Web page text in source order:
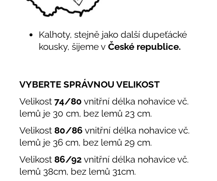
Kalhoty, stejně jako další dupeťácké
kousky, šijeme v České republice.
VYBERTE SPRÁVNOU VELIKOST
Velikost 74/80 vnitřní délka nohavice vč.
lemů je 30 cm, bez lemů 23 cm.
Velikost 80/86 vnitřní délka nohavice vč.
lemů je 36 cm, bez lemů 29 cm.
Velikost 86/92 vnitřní délka nohavice vč.
lemů 38cm, bez lemů 31cm.